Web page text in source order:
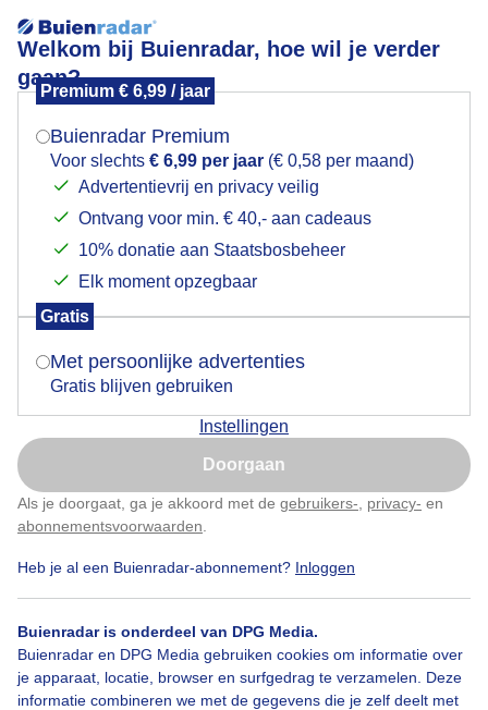
Welkom bij Buienradar, hoe wil je verder
gaan?
Premium € 6,99 / jaar
Buienradar Premium
Voor slechts € 6,99 per jaar (€ 0,58 per maand)
Advertentievrij en privacy veilig
Ontvang voor min. € 40,- aan cadeaus
10% donatie aan Staatsbosbeheer
Elk moment opzegbaar
Gratis
Met persoonlijke advertenties
Gratis blijven gebruiken
Instellingen
Doorgaan
Als je doorgaat, ga je akkoord met de gebruikers- privacy- en
abonnementsvoorwaarden
Heb je al een Buienradar-abonnement? Inloggen
Buienradar is onderdeel van DPG Media.
Buienradar en DPG Media gebruiken cookies om informatie over
je apparaat, locatie, browser en surfgedrag te verzamelen. Deze
informatie combineren we met de gegevens die je zelf deelt met
Lenteverschijnsel
is nog niet eens Mei maar er zijn al eendjes en gansjes
te spotten. En ook de Meerkoet heeft al eieren.
Door: Theo Westra Gemaakt: 30-03-2022, 390x bekeken
Bekijk slideshow
Mogen we je locatie gebruiken voor het
Indien je hier nog geen akkoord op hebt gegeven,
verschijnt er zo een pop-up uit je browser waarin
Is goed, toon de popup
Nu niet, misschien later
Klik hierom dit aan te passen